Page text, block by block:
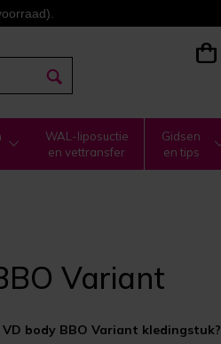
WAL-liposuctie
en vettransfer
Gidsen
en tips
Variant
body BBO Variant kledingstuk?